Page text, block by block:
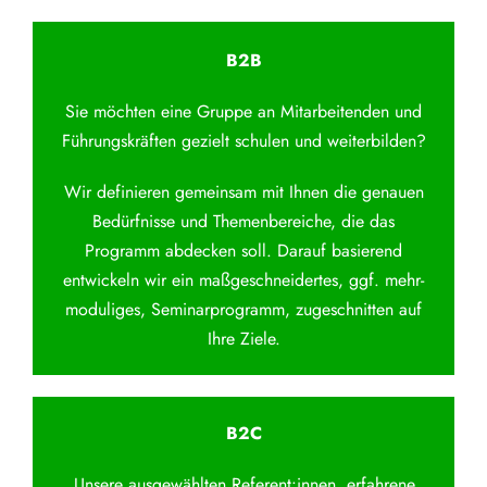
B2B
Sie möchten eine Gruppe an Mitarbeitenden und
Führungskräften gezielt schulen und weiterbilden?
Wir definieren gemeinsam mit Ihnen die genauen
Bedürfnisse und Themenbereiche, die das
Programm abdecken soll. Darauf basierend
entwickeln wir ein maßgeschneidertes, ggf. mehr-
moduliges, Seminarprogramm, zugeschnitten auf
Ihre Ziele.
B2C